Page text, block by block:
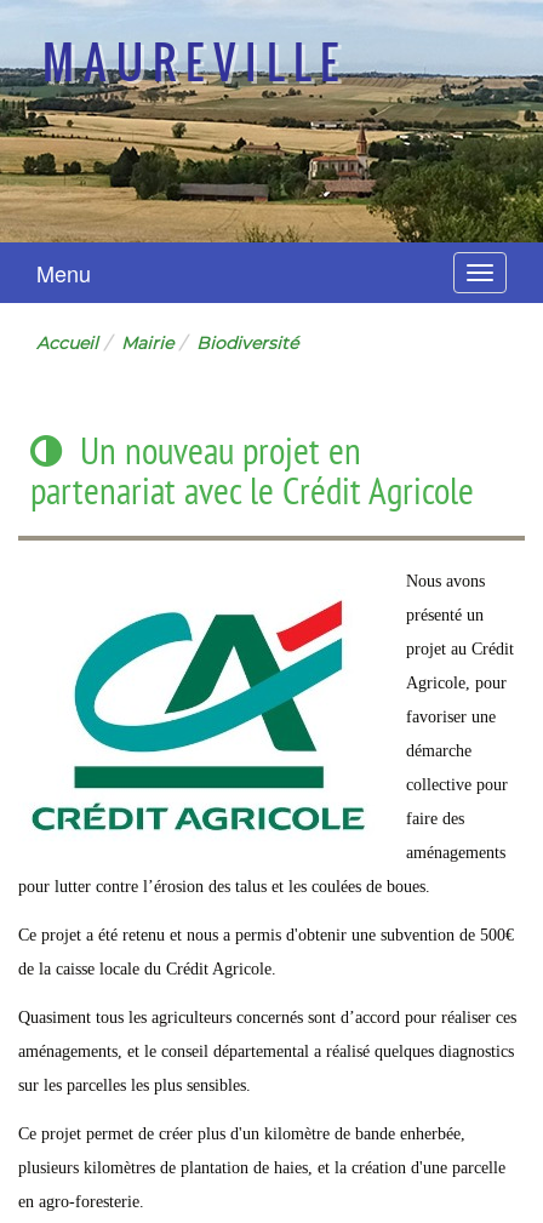
MAUREVILLE
Menu
Accueil Mairie Biodiversité
Un nouveau projet en
partenariat avec le Crédit Agricole
Nous avons
présenté un
projet au Crédit
Agricole, pour
favoriser une
démarche
collective pour
faire des
aménagements
pour lutter contre l’érosion des talus et les coulées de boues.
Ce projet a été retenu et nous a permis d'obtenir une subvention de 500€
de la caisse locale du Crédit Agricole.
Quasiment tous les agriculteurs concernés sont d’accord pour réaliser ces
aménagements, et le conseil départemental a réalisé quelques diagnostics
sur les parcelles les plus sensibles.
Ce projet permet de créer plus d'un kilomètre de bande enherbée,
plusieurs kilomètres de plantation de haies, et la création d'une parcelle
en agro-foresterie.